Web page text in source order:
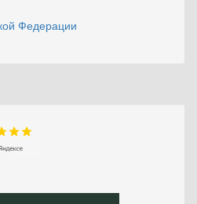
Федерации